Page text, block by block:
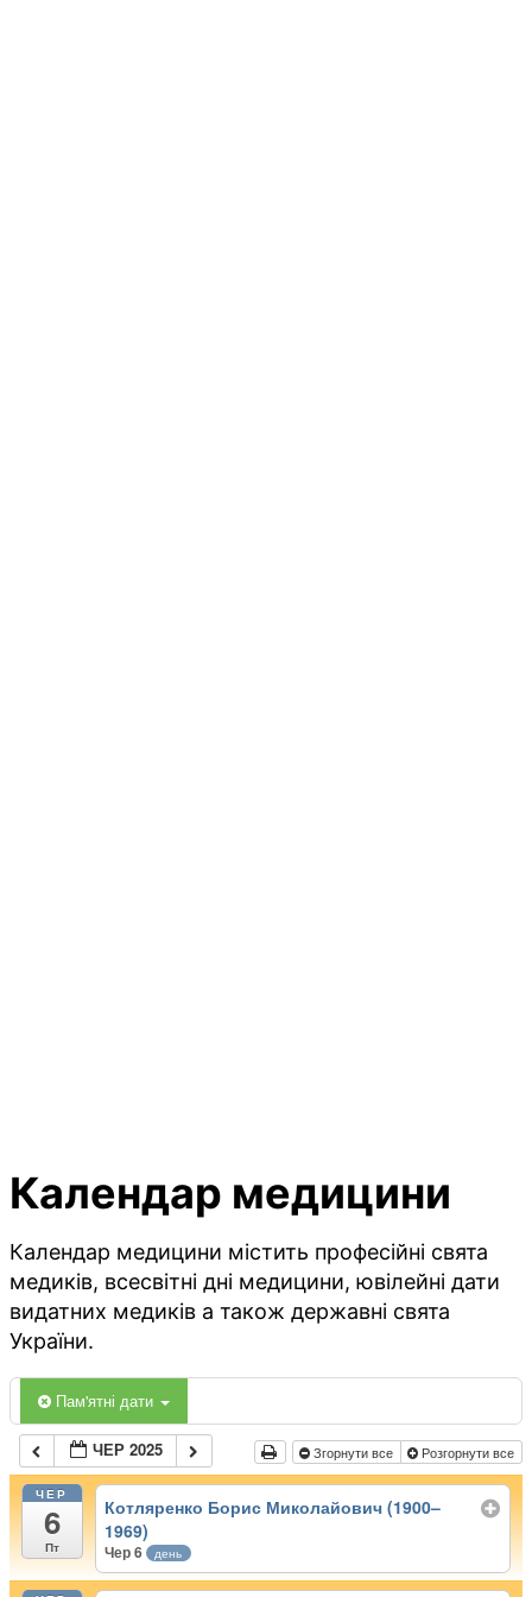
Календар медицини
Календар медицини містить професійні свята
медиків, всесвітні дні медицини, ювілейні дати
видатних медиків а також державні свята
України.
Пам'ятні дати
ЧЕР 2025 Згорнути все Розгорнути все
ЧЕР
6
Пт
Котляренко Борис Миколайович (1900–
1969)
Чер 6 день